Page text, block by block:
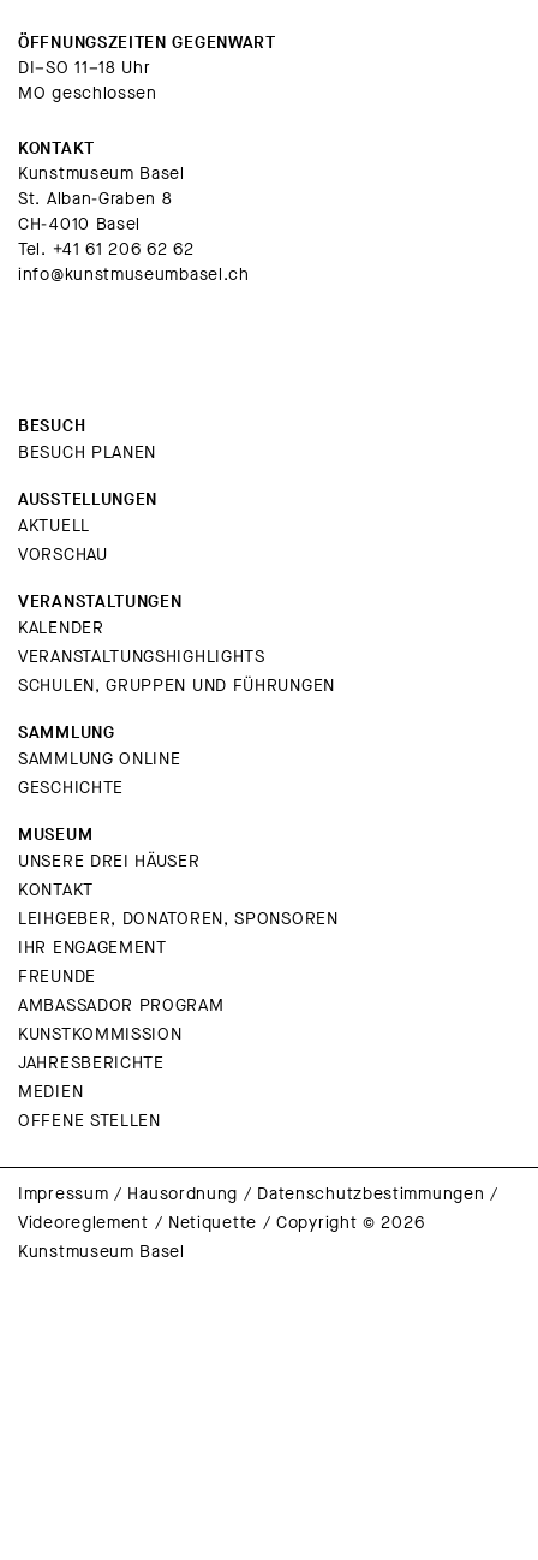
ÖFFNUNGSZEITEN GEGENWART
DI–SO 11–18 Uhr
MO geschlossen
KONTAKT
Kunstmuseum Basel
St. Alban-Graben 8
CH-4010 Basel
Tel. +41 61 206 62 62
info@kunstmuseumbasel.ch
BESUCH
BESUCH PLANEN
AUSSTELLUNGEN
AKTUELL
VORSCHAU
VERANSTALTUNGEN
KALENDER
VERANSTALTUNGSHIGHLIGHTS
SCHULEN, GRUPPEN UND FÜHRUNGEN
SAMMLUNG
SAMMLUNG ONLINE
GESCHICHTE
MUSEUM
UNSERE DREI HÄUSER
KONTAKT
LEIHGEBER, DONATOREN, SPONSOREN
IHR ENGAGEMENT
FREUNDE
AMBASSADOR PROGRAM
KUNSTKOMMISSION
JAHRESBERICHTE
MEDIEN
OFFENE STELLEN
Impressum / Hausordnung / Datenschutzbestimmungen /
Videoreglement / Netiquette /Copyright © 2026
Kunstmuseum Basel